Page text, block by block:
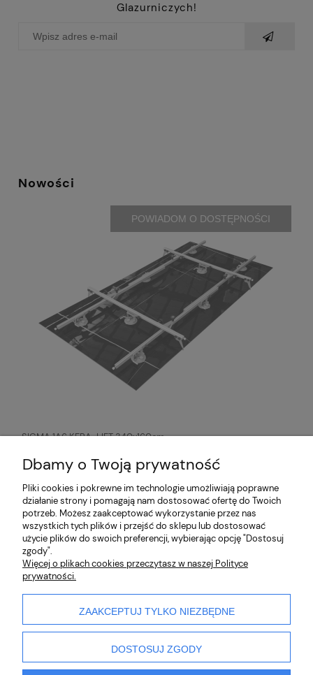
Glazurniczych!
Nowości
SIGMA 1A6 KERA-LIFT 340x160cm
wielkoformatowych
POWIADOM O DOSTĘPNOŚCI
O nas
Partnerzy
Płatności i dostawa
Dbamy o Twoją prywatność
Pliki cookies i pokrewne im technologie umożliwiają poprawne
działanie strony i pomagają nam dostosować ofertę do Twoich
potrzeb. Możesz zaakceptować wykorzystanie przez nas
wszystkich tych plików i przejść do sklepu lub dostosować
użycie plików do swoich preferencji, wybierając opcję "Dostosuj
zgody".
Więcej o plikach cookies przeczytasz w naszej Polityce
prywatności.
ZAAKCEPTUJ TYLKO NIEZBĘDNE
DOSTOSUJ ZGODY